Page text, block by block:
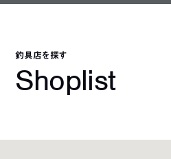
釣具店を探す
Shoplist